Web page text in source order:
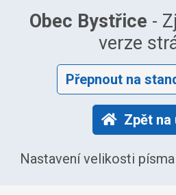
Obec Bystřice -
verze
Přepnout na
Zpět na
Nastavení velikosti písma